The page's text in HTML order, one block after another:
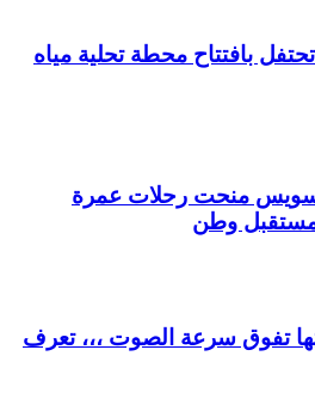
بافتتاح محطة تحلية مياه
منحت رحلات عمرة
مستقبل وطن
” ميغ 41 سرعتها تفوق سرعة الصوت ،،، تعرف